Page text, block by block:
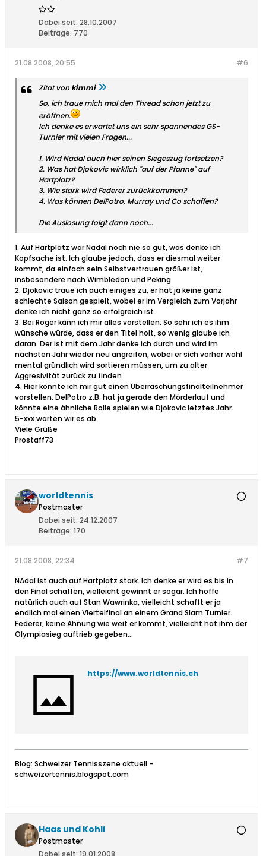
Dabei seit: 28.10.2007
Beiträge: 770
#6
21.08.2008, 20:55
Zitat vonkimmi
So, ich traue mich mal den Thread schon jetzt zu
eröffnen.
Ich denke es erwartet uns ein sehr spannendes GS-
Turnier mit vielen Fragen...
1. Wird Nadal auch hier seinen Siegeszug fortsetzen?
2. Was hat Djokovic wirklich "auf der Pfanne" auf
Hartplatz?
3. Wie stark wird Federer zurückkommen?
4. Was können DelPotro, Murray und Co schaffen?
Die Auslosung folgt dann noch...
1. Auf Hartplatz war Nadal noch nie so gut, was denke ich
Kopfsache ist. Ich glaube jedoch, dass er diesmal weiter
kommt, da einfach sein Selbstvertrauen größer ist,
insbesondere nach Wimbledon und Peking
2. Djokovic traue ich auch einiges zu, er hat ja keine ganz
schlechte Saison gespielt, wobei er im Vergleich zum Vorjahr
denke ich nicht ganz so erfolgreich ist
3. Bei Roger kann ich mir alles vorstellen. So sehr ich es ihm
wünsche würde, dass er den Titel holt, so wenig glaube ich
daran. Der ist mit dem Jahr denke ich durch und wird im
nächsten Jahr wieder neu angreifen, wobei er sich vorher wohl
mental gründlich wird sortieren müssen, um zu alter
Aggresivität zurück zu finden
4. Hier könnte ich mir gut einen Überraschungsfinalteilnehmer
vorstellen. DelPotro z.B. hat ja gerade den Mörderlauf und
könnte eine ähnliche Rolle spielen wie Djokovic letztes Jahr.
5-xxx warten wir es ab.
Viele Grüße
Prostaff73
worldtennis
Postmaster
Dabei seit: 24.12.2007
Beiträge: 170
#7
21.08.2008, 22:34
NAdal ist auch auf Hartplatz stark. Ich denke er wird es bis in
den Final schaffen, vielleicht gewinnt er sogar. Ich hoffe
natürlich auch auf Stan Wawrinka, vielleicht schafft er ja
endlich mal einen Viertelfinal an einem Grand Slam Turnier.
Federer, keine Ahnung wie weit er kommt, vielleicht hat ihm der
Olympiasieg auftrieb gegeben...
https://www.worldtennis.ch
Blog: Schweizer Tennisszene aktuell -
schweizertennis.blogspot.com
Haas und Kohli
Postmaster